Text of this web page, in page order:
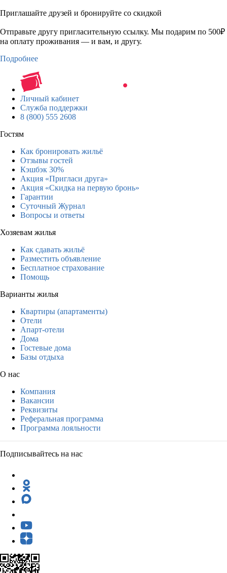
Приглашайте друзей и бронируйте со скидкой
Отправьте другу пригласительную ссылку. Мы подарим по 500₽
на оплату проживания — и вам, и другу.
Подробнее
Личный кабинет
Служба поддержки
8 (800) 555 2608
Гостям
Как бронировать жильё
Отзывы гостей
Кэшбэк 30%
Акция «Пригласи друга»
Акция «Скидка на первую бронь»
Гарантии
Суточный Журнал
Вопросы и ответы
Хозяевам жилья
Как сдавать жильё
Разместить объявление
Бесплатное страхование
Помощь
Варианты жилья
Квартиры (апартаменты)
Отели
Апарт-отели
Дома
Гостевые дома
Базы отдыха
О нас
Компания
Вакансии
Реквизиты
Реферальная программа
Программа лояльности
Подписывайтесь на нас